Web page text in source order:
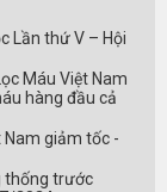
Lần thứ V – Hội
Máu Việt Nam
hàng đầu cả
giảm tốc -
thống trước